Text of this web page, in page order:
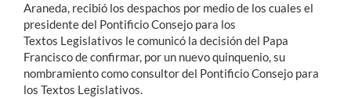
Araneda, recibió los despachos por medio de los cuales el
presidente del Pontificio Consejo para los
Textos Legislativos le comunicó la decisión del Papa
Francisco de confirmar, por un nuevo quinquenio, su
nombramiento como consultor del Pontificio Consejo para
los Textos Legislativos.